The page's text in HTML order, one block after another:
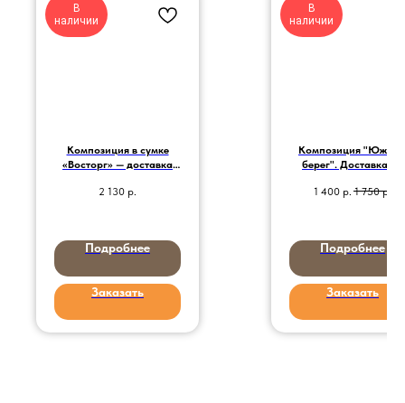
В
наличии
Композиция в сумке
«Восторг» — доставка
2 130 р.
Подробнее
Заказать
В
наличии
Композиция
берег". Доставка по
1 400 р. 1 750 р.
Подробнее
Заказать